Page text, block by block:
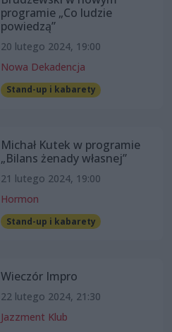
programie „Co ludzie
powiedzą”
20 lutego 2024, 19:00
Nowa Dekadencja
Stand-up i kabarety
Michał Kutek w programie
„Bilans żenady własnej”
21 lutego 2024, 19:00
Hormon
Stand-up i kabarety
Wieczór Impro
22 lutego 2024, 21:30
Jazzment Klub